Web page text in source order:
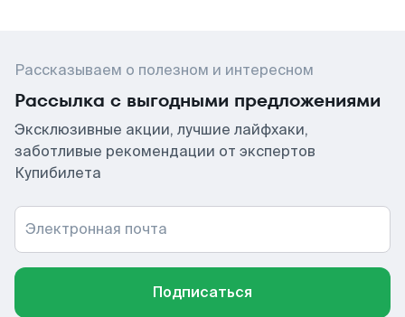
Рассказываем о полезном и интересном
Рассылка с выгодными предложениями
Эксклюзивные акции, лучшие лайфхаки,
заботливые рекомендации от экспертов
Купибилета
Электронная почта
Подписаться